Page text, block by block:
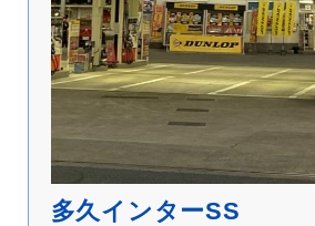
多久インターSS